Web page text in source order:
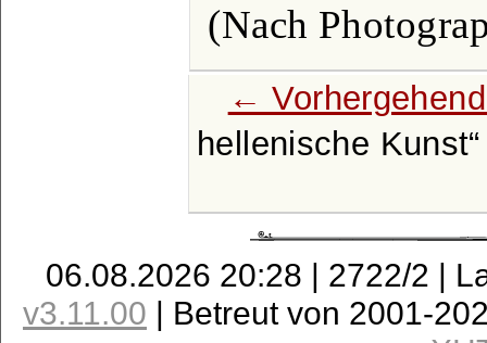
(Nach
←
hellenische Kunst
06.08.2026 20:28 | 2722/2 |
v3.11.00 | Betreut von 2001-